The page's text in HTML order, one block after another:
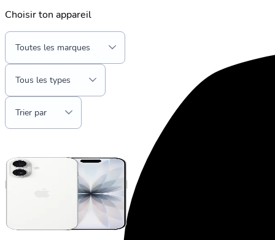
Choisir ton appareil
Toutes les marques
Tous les types
Trier par